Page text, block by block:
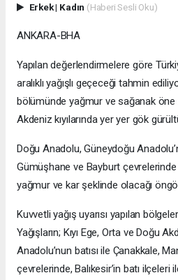
Erkek| Kadın (Haberi Sesli Oku)
ANKARA-BHA
Yapılan değerlendirmelere göre
aralıklı yağışlı geçeceği tahmin
bölümünde yağmur ve sağanak öne
Akdeniz kıyılarında yer yer gök
Doğu Anadolu, Güneydoğu
Gümüşhane ve Bayburt çevrelerinde
yağmur ve kar şeklinde olacağı
Kuvvetli yağış uyarısı yapılan bölgeler
Yağışların; Kıyı Ege, Orta ve Doğu
Anadolu’nun batısı ile Çanakkale,
çevrelerinde, Balıkesir’in batı ilçeleri